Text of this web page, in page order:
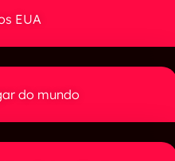
EUA
do mundo